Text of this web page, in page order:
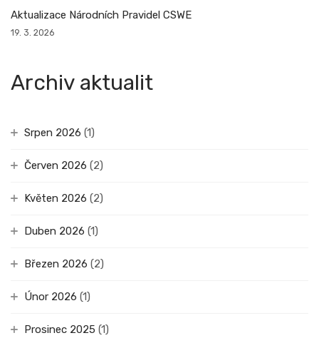
Aktualizace Národních Pravidel CSWE
19. 3. 2026
Archiv aktualit
Srpen 2026 (1)
Červen 2026 (2)
Květen 2026 (2)
Duben 2026 (1)
Březen 2026 (2)
Únor 2026 (1)
Prosinec 2025 (1)